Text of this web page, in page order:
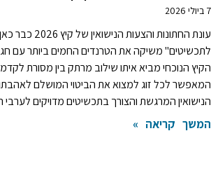
7 ביולי 2026
עונת החתונות
לתכשיטים" משיקה את הטרנדים החמים ביותר עם
הקיץ הנוכחי מביא איתו שילוב מרתק בין מסורת
המאפשר לכל זוג למצוא את הביטוי המושלם
הנישואין המרגשת והצורך בתכשיטים מדויקים לערבי
המשך קריאה »